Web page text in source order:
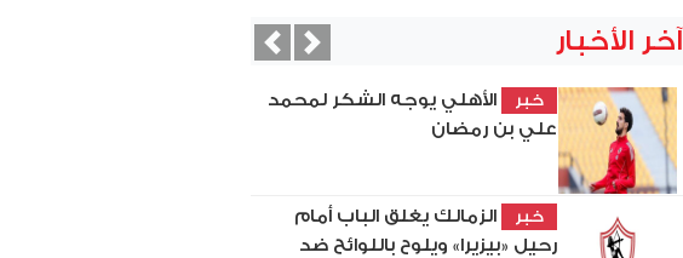
آخر الأخبار
خبر
الأهلي يوجه الشكر لمحمد
علي بن رمضان
خبر
الزمالك يغلق الباب أمام
رحيل «بيزيرا» ويلوح باللوائح ضد
PreviousNext